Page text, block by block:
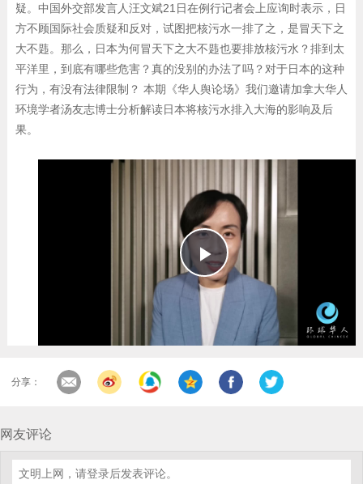
疑。中国外交部发言人汪文斌21日在例行记者会上应询时表示，日
方不顾国际社会质疑和反对，试图把核污水一排了之，是冒天下之
大不韪。那么，日本为何冒天下之大不韪也要排放核污水？排到太
平洋里，到底有哪些危害？真的没别的办法了吗？对于日本的这种
行为，有没有法律限制？ 本期《华人舆论场》我们邀请加拿大华人
环境学者汤友志博士分析解读日本将核污水排入大海的影响及后
果。
Play
Video
分享：
网友评论